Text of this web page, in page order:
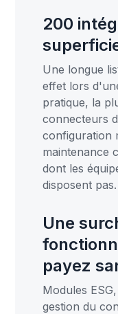
200
Une longue
effet lors
pratique, la
connecteurs
configuration
maintenance
dont les
disposent pas.
Une
payez
Modules
gestion du